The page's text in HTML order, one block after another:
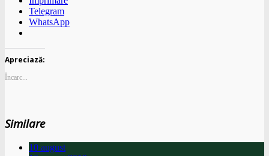
Telegram
WhatsApp
Apreciază:
Încarc...
Similare
10 august